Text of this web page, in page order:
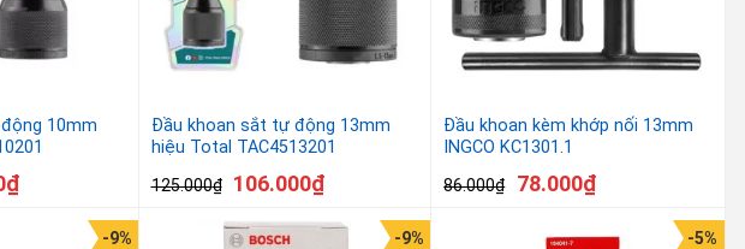
10mm
₫
Đầu khoan sắt tự động 13mm
hiệu Total TAC4513201
125.000₫ 106.000₫
Đầu khoan kèm khớp nối 13mm
INGCO KC1301.1
86.000₫ 78.000₫
-9% -9% -5%